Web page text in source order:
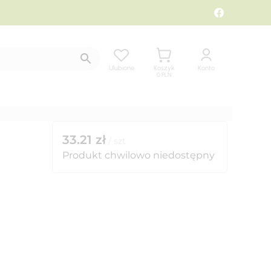
Ulubione
Koszyk
0 PLN
Konto
33.21 zł
Produkt chwilowo niedostępny